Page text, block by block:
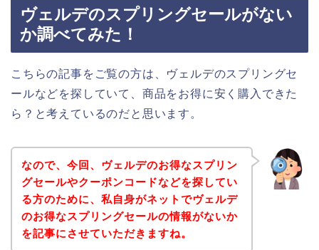
ヴェルデのスプリングセールがない
か調べてみた！
こちらの記事をご覧の方は、ヴェルデのスプリングセ
ールなどを探していて、商品をお得に安く購入できた
ら？と考えているのだと思います。
なので、今回、ヴェルデのお得なスプリン
グセールやクーポンコードなどを探してい
る方のために、私自身がネットでヴェルデ
のお得なスプリングセールの情報がないか
を記事にさせていただきますね。